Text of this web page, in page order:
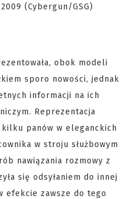
obok modeli
sporo nowości, jednak
informacji na ich
Reprezentacja
kilku panów w eleganckich
w stroju służbowym
nawiązania rozmowy z
się odsyłaniem do innej
efekcie zawsze do tego